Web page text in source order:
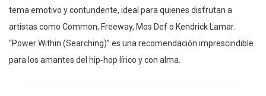
tema emotivo y contundente, ideal para quienes disfrutan a
artistas como Common, Freeway, Mos Def o Kendrick Lamar.
“Power Within (Searching)” es una recomendación imprescindible
para los amantes del hip‑hop lírico y con alma.